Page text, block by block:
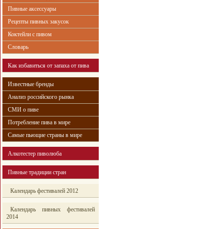
Пивные аксессуары
Рецепты пивных закусок
Коктейли с пивом
Словарь
Как избавиться от запаха от пива
Известные бренды
Анализ российского рынка
СМИ о пиве
Потребление пива в мире
Самые пьющие страны в мире
Алкотестер пиволюба
Пивные традиции стран
Календарь фестивалей 2012
Календарь пивных фестивалей
2014